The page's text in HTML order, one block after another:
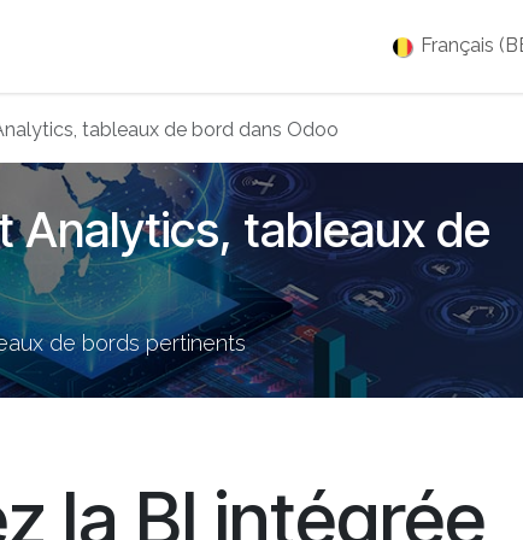
Français
tableaux de bord dans Odoo
Analytics, tableaux de
de bords pertinents
la BI intégrée